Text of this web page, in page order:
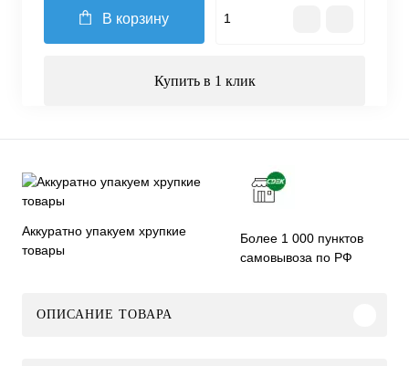
В корзину
Купить в 1 клик
Аккуратно упакуем хрупкие
товары
Более 1 000 пунктов
самовывоза по РФ
ОПИСАНИЕ ТОВАРА